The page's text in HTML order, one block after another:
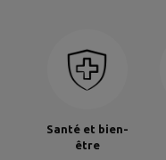
Santé et bien-
être